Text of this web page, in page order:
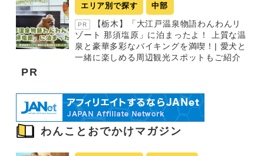
エリア別で探す 中部
PR
【栃木】「大江戸温泉物語わんわんリ
ゾート 那須塩原」に泊まったよ！ 上質な温
泉と豪華多彩なバイキングを満喫！| 愛犬と
一緒に楽しめる周辺観光スポットもご紹介
PR
わんことおでかけマガジン